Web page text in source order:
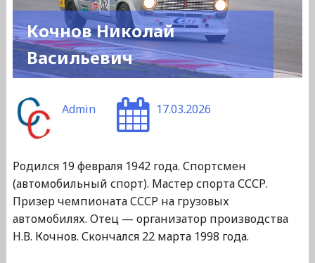
Кочнов Николай
Васильевич
Admin 17.03.2026
Родился 19 февраля 1942 года. Спортсмен
(автомобильный спорт). Мастер спорта СССР.
Призер чемпионата СССР на грузовых
автомобилях. Отец — организатор производства
Н.В. Кочнов. Скончался 22 марта 1998 года.